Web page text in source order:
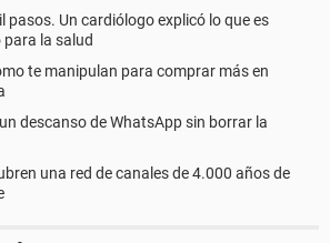
pasos. Un cardiólogo explicó lo que es
la salud
te manipulan para comprar más en
descanso de WhatsApp sin borrar la
una red de canales de 4.000 años de